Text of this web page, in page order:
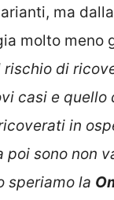
ma dalla
molto meno
rischio di
casi e
in
poi sono non
speriamo la